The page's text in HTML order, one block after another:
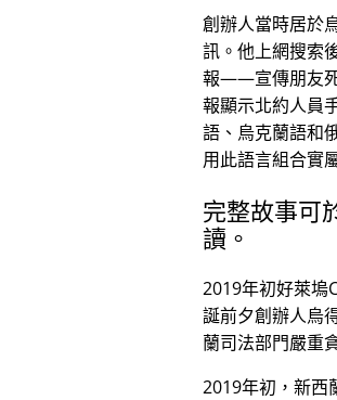
創辦人當時居於
訊。他上網搜索
報——宣傳朋友
報顯示北約人員
語、烏克蘭語和
用此語言組合實
完整故事可
讀。
2019年初好萊塢
誕前夕創辦人烏
蘭司法部門嚴重
2019年初，新西